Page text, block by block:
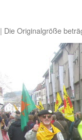
| Die Originalgröße